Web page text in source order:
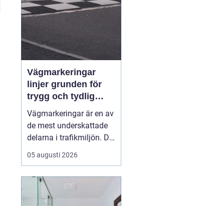
Vägmarkeringar
linjer grunden för
trygg och tydlig
trafik
Vägmarkeringar är en av
de mest underskattade
delarna i trafikmiljön. De
syns överallt, men märks
ofta först när de saknas
vägmarkeringar linjer
skaparstruktur,...
05 augusti 2026